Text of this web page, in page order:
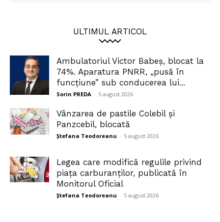
ULTIMUL ARTICOL
Ambulatoriul Victor Babeș, blocat la
74%. Aparatura PNRR, „pusă în
funcțiune” sub conducerea lui...
Sorin PREDA - 5 august 2026
Vânzarea de pastile Colebil și
Panzcebil, blocată
Ștefana Teodoreanu - 5 august 2026
Legea care modifică regulile privind
piața carburanților, publicată în
Monitorul Oficial
Ștefana Teodoreanu - 5 august 2026